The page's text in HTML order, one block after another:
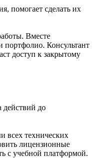
помогает сделать их
Вместе
портфолио. Консультант
доступ к закрытому
до
всех технических
лицензионные
с учебной платформой.